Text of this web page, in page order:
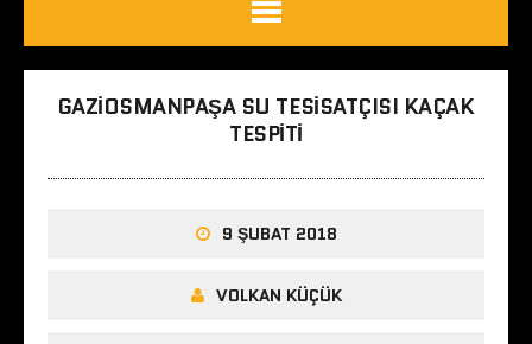
GAZIOSMANPAŞA SU TESISATÇISI KAÇAK
TESPITI
9 ŞUBAT 2018
VOLKAN KÜÇÜK